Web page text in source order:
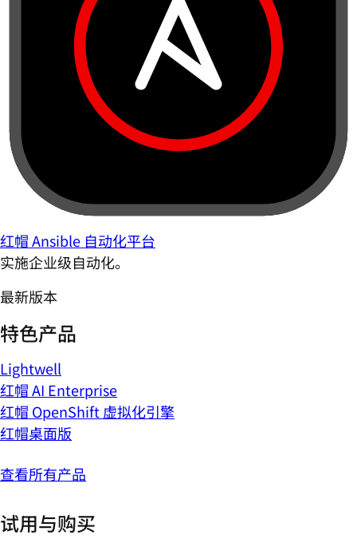
红帽 Ansible 自动化平台
实施企业级自动化。
最新版本
特色产品
Lightwell
红帽 AI Enterprise
红帽 OpenShift 虚拟化引擎
红帽桌面版
查看所有产品
试用与购买